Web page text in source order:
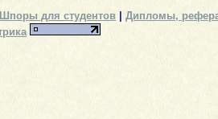
Шпоры для студентов Дипломы,